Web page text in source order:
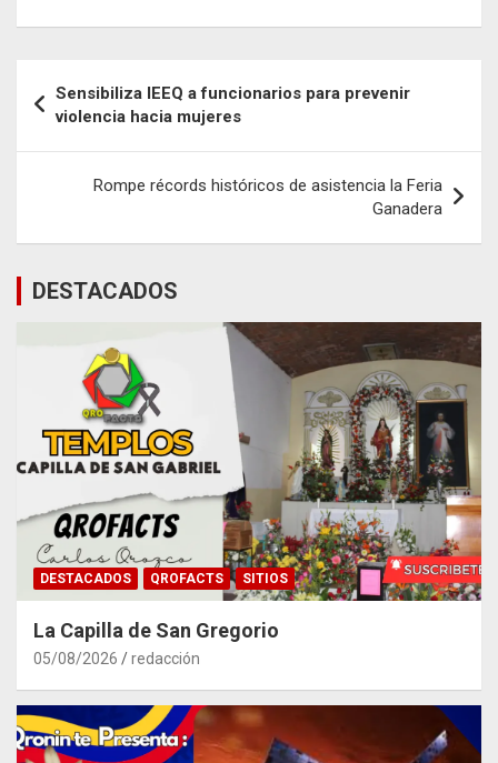
de
entradas
Sensibiliza IEEQ a funcionarios para prevenir
violencia hacia mujeres
Rompe récords históricos de asistencia la Feria
Ganadera
DESTACADOS
DESTACADOS QROFACTS SITIOS
La Capilla de San Gregorio
05/08/2026 redacción